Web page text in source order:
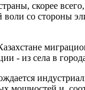
скорее
со стороны
- из села в